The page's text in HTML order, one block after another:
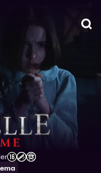
Comes